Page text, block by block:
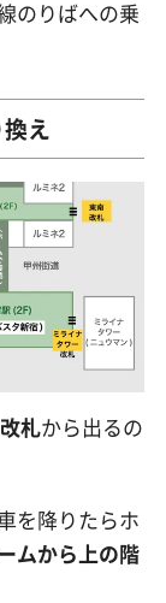
のりばへの乗
え
札から出るの
を降りたらホ
ムから上の階